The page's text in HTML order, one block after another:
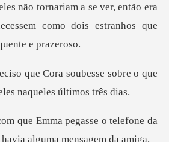
então era
como dois est
oubesse sobre o que
sse o telefone da